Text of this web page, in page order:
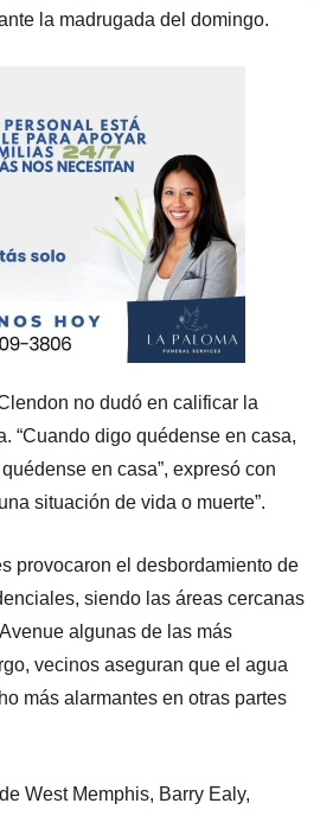
la madrugada del domingo.
no dudó en calificar la
“Cuando digo quédense en casa,
en casa”, expresó con
situación de vida o muerte”.
provocaron el desbordamiento de
siendo las áreas cercanas
algunas de las más
vecinos aseguran que el agua
más alarmantes en otras partes
West Memphis, Barry Ealy,